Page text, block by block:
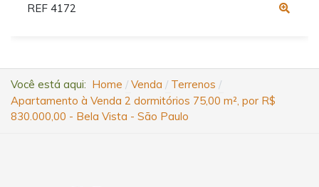
REF 4172
Você está aqui: Home Venda
Terrenos
Apartamento à Venda 2 dormitórios 75,00 m², por R$
830.000,00 - Bela Vista - São Paulo